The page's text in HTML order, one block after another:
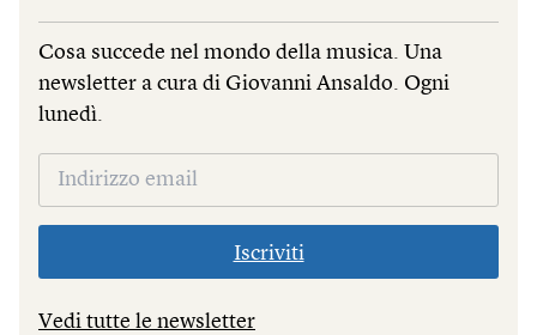
Cosa succede nel mondo della musica. Una
newsletter a cura di Giovanni Ansaldo. Ogni
lunedì.
Iscriviti
Vedi tutte le newsletter